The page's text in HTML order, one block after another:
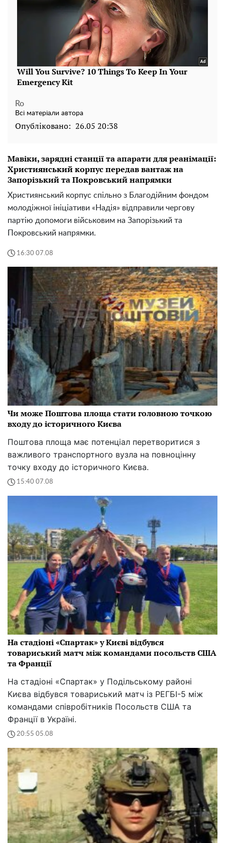
Ro
Всі матеріали автора
Опубліковано: 26.05 20:38
Мавіки, зарядні станції та апарати для реанімації:
Християнський корпус передав вантаж на
Запорізький та Покровський напрямки
Християнський корпус спільно з Благодійним фондом
молодіжної ініціативи «Надія» відправили чергову
партію допомоги військовим на Запорізький та
Покровський напрямки.
16:30 07.08
Чи може Поштова площа стати головною точкою
входу до історичного Києва
Поштова площа має потенціал перетворитися з
важливого транспортного вузла на повноцінну
точку входу до історичного Києва.
15:40 07.08
На стадіоні «Спартак» у Києві відбувся
товариський матч між командами посольств США
та Франції
На стадіоні «Спартак» у Подільському районі
Києва відбувся товариський матч із РЕГБІ-5 між
командами співробітників Посольств США та
Франції в Україні.
20:55 05.08